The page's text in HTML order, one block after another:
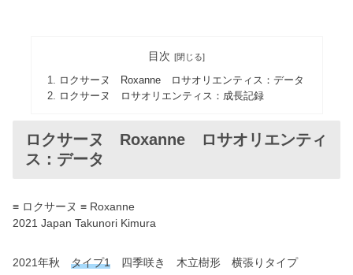
目次
ロクサーヌ Roxanne ロサオリエンティス：データ
ロクサーヌ ロサオリエンティス：成長記録
ロクサーヌ Roxanne ロサオリエンティ
ス：データ
≡ ロクサーヌ ≡ Roxanne
2021 Japan Takunori Kimura
2021年秋 タイプ1 四季咲き 木立樹形 横張りタイプ